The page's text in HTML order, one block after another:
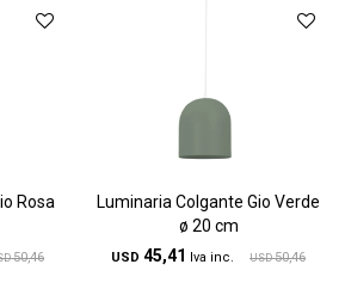
Rosa
50,46
Luminaria Colgante Gio Verde
ø 20 cm
USD 45,41 USD 50,46